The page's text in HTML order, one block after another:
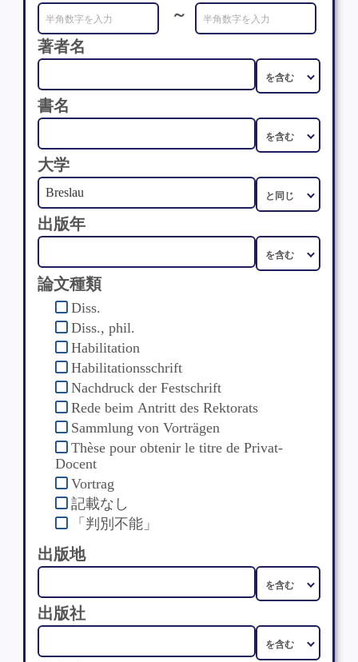
～
著者名
書名
大学
出版年
論文種類
Diss.
Diss., phil.
Habilitation
Habilitationsschrift
Nachdruck der Festschrift
Rede beim Antritt des Rektorats
Sammlung von Vorträgen
Thèse pour obtenir le titre de Privat-
Docent
Vortrag
記載なし
「判別不能」
出版地
出版社